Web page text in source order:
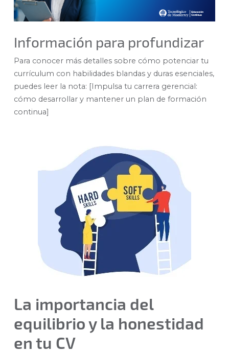
Información para profundizar
Para conocer más detalles sobre cómo potenciar tu
currículum con habilidades blandas y duras esenciales,
puedes leer la nota: [Impulsa tu carrera gerencial:
cómo desarrollar y mantener un plan de formación
continua]
La importancia del
equilibrio y la honestidad
en tu CV